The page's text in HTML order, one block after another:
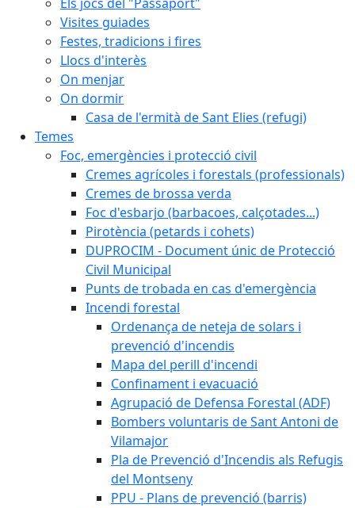
Visites guiades
Festes, tradicions i fires
Llocs d'interès
On menjar
On dormir
Casa de l'ermità de Sant Elies (refugi)
Temes
Foc, emergències i protecció civil
Cremes agrícoles i forestals (professionals)
Cremes de brossa verda
Foc d'esbarjo (barbacoes, calçotades...)
Pirotència (petards i cohets)
DUPROCIM - Document únic de Protecció
Civil Municipal
Punts de trobada en cas d'emergència
Incendi forestal
Ordenança de neteja de solars i
prevenció d'incendis
Mapa del perill d'incendi
Confinament i evacuació
Agrupació de Defensa Forestal (ADF)
Bombers voluntaris de Sant Antoni de
Vilamajor
Pla de Prevenció d'Incendis als Refugis
del Montseny
PPU - Plans de prevenció (barris)